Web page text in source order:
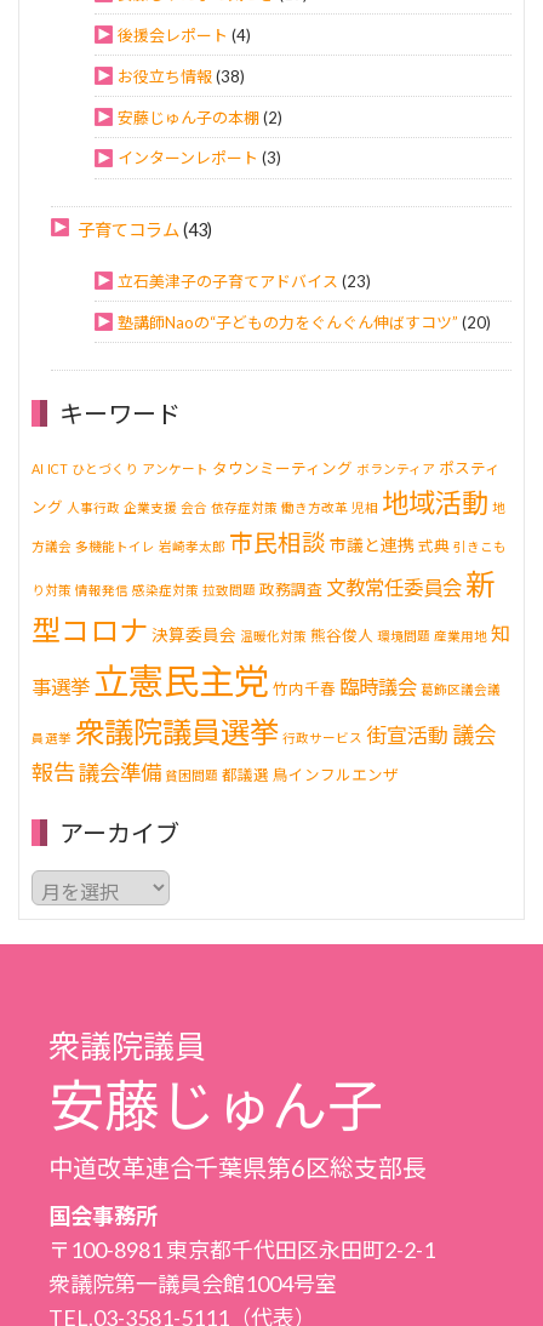
後援会レポート (4)
お役立ち情報(38)
安藤じゅん子の本棚(2)
インターンレポート (3)
子育てコラム (43)
立石美津子の子育てアドバイス (23)
塾講師Naoの“子どもの力をぐんぐん伸ばすコツ” (20)
キーワード
AI ICT ひとづくり アンケート タウンミーティング ボランティア ポスティ
ング 人事行政 企業支援 会合 依存症対策 働き方改革 児相 地域活動 地
方議会 多機能トイレ 岩崎孝太郎 市民相談 市議と連携 式典 引きこも
り対策 情報発信 感染症対策 拉致問題 政務調査 文教常任委員会 新
型コロナ 決算委員会 温暖化対策 熊谷俊人 環境問題 産業用地 知
事選挙 立憲民主党 竹内千春 臨時議会 葛飾区議会議
員選挙 衆議院議員選挙 行政サービス 街宣活動 議会
報告議会準備 貧困問題 都議選 鳥インフルエンザ
アーカイブ
ア
ー
カ
イ
衆議院議員
安藤じゅん子
中道改革連合千葉県第6区総支部長
国会事務所
〒100-8981 東京都千代田区永田町2-2-1
衆議院第一議員会館1004号室
TEL.03-3581-5111（代表）